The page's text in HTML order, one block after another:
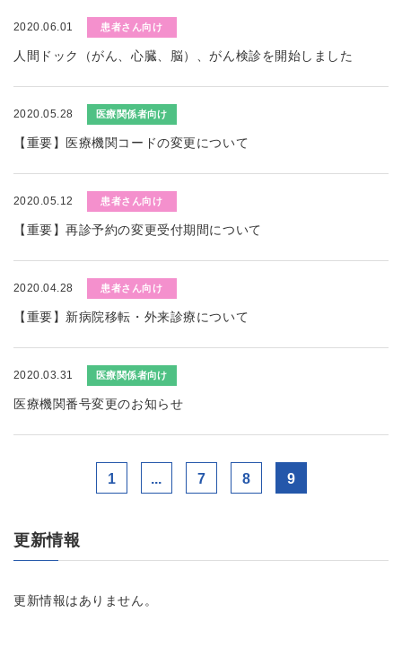
2020.06.01 患者さん向け
人間ドック（がん、心臓、脳）、がん検診を開始しました
2020.05.28 医療関係者向け
【重要】医療機関コードの変更について
2020.05.12 患者さん向け
【重要】再診予約の変更受付期間について
2020.04.28 患者さん向け
【重要】新病院移転・外来診療について
2020.03.31 医療関係者向け
医療機関番号変更のお知らせ
1 ... 7 8 9
更新情報
更新情報はありません。